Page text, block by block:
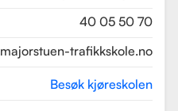
40 05 50 70
trafikkskole.no
Besøk kjøreskolen